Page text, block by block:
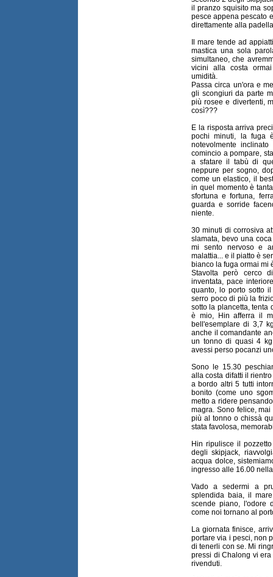
il pranzo squisito ma
pesce appena pescato
direttamente alla
Il mare tende ad
mastica una sola
simultaneo, che
vicini alla costa
umidità.
Passa circa un'ora e
gli scongiuri da parte
più rosee e divertenti,
così???
E la risposta arriva
pochi minuti, la fuga
notevolmente
comincio a pompare,
a sfatare il tabù di
neppure per sogno,
come un elastico, il
in quel momento è
sfortuna e fortuna,
guarda e sorride
niente.
30 minuti di corrosiva
slamata, bevo una
mi sento nervoso e
malattia... e il piatto è
bianco la fuga ormai mi
Stavolta però cerco
inventata, pace
quanto, lo porto sotto
serro poco di più la
sotto la plancetta, tenta
è mio, Hin afferra il
bell'esemplare di 3,7
anche il comandante
un tonno di quasi 4
avessi perso pocanzi
Sono le 15.30
alla costa difatti il
a bordo altri 5 tutti
bonito (come uno
metto a ridere
magra. Sono felice,
più al tonno o chissà
stata favolosa,
Hin ripulisce il
degli skipjack,
acqua dolce,
ingresso alle 16.00
Vado a sedermi a
splendida baia, il
scende piano, l'odore
come noi tornano al
La giornata finisce,
portare via i pesci, non
di tenerli con se. Mi
pressi di Chalong vi
rivenduti.